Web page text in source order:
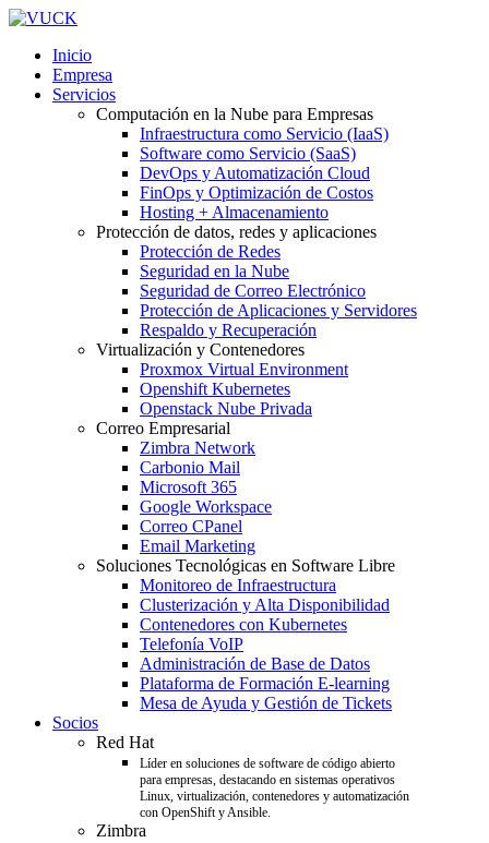
Inicio
Empresa
Servicios
Computación en la Nube para Empresas
Infraestructura como Servicio (IaaS)
Software como Servicio (SaaS)
DevOps y Automatización Cloud
FinOps y Optimización de Costos
Hosting + Almacenamiento
Protección de datos, redes y aplicaciones
Protección de Redes
Seguridad en la Nube
Seguridad de Correo Electrónico
Protección de Aplicaciones y Servidores
Respaldo y Recuperación
Virtualización y Contenedores
Proxmox Virtual Environment
Openshift Kubernetes
Openstack Nube Privada
Correo Empresarial
Zimbra Network
Carbonio Mail
Microsoft 365
Google Workspace
Correo CPanel
Email Marketing
Soluciones Tecnológicas en Software Libre
Monitoreo de Infraestructura
Clusterización y Alta Disponibilidad
Contenedores con Kubernetes
Telefonía VoIP
Administración de Base de Datos
Plataforma de Formación E-learning
Mesa de Ayuda y Gestión de Tickets
Socios
Red Hat
Líder en soluciones de software de código abierto
para empresas, destacando en sistemas operativos
Linux, virtualización, contenedores y automatización
con OpenShift y Ansible.
Zimbra